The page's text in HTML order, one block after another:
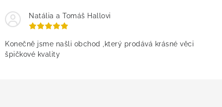
Natália a Tomáš Hallovi
Konečně jsme našli obchod ,který prodává krásné věci
špičkové kvality